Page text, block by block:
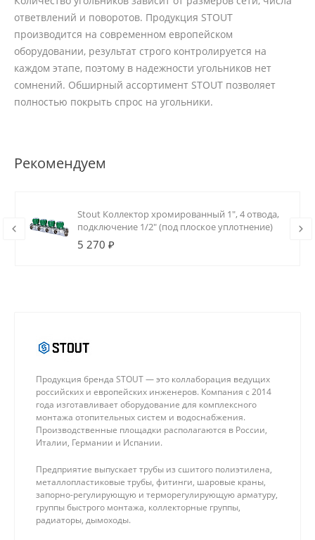
ответвлений и поворотов. Продукция STOUT
производится на современном европейском
оборудовании, результат строго контролируется на
каждом этапе, поэтому в надежности угольников нет
сомнений. Обширный ассортимент STOUT позволяет
полностью покрыть спрос на угольники.
Рекомендуем
Stout Коллектор хромированный 1", 4 отвода,
подключение 1/2" (под плоское уплотнение)
5 270 ₽
Продукция бренда STOUT — это коллаборация ведущих
российских и европейских инженеров. Компания с 2014
года изготавливает оборудование для комплексного
монтажа отопительных систем и водоснабжения.
Производственные площадки располагаются в России,
Италии, Германии и Испании.
Предприятие выпускает трубы из сшитого полиэтилена,
металлопластиковые трубы, фитинги, шаровые краны,
запорно-регулирующую и терморегулирующую арматуру,
группы быстрого монтажа, коллекторные группы,
радиаторы, дымоходы.